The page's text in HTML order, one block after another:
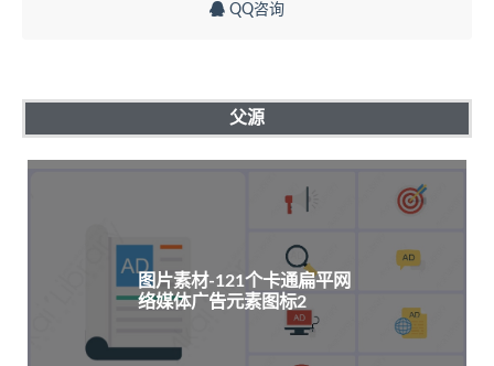
QQ咨询
父源
图片素材-121个卡通扁平网
络媒体广告元素图标2